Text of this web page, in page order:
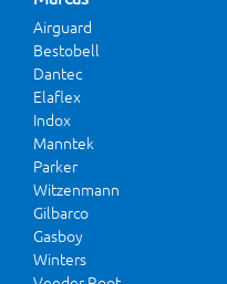
Airguard
Bestobell
Dantec
Elaflex
Indox
Manntek
Parker
Witzenmann
Gilbarco
Gasboy
Winters